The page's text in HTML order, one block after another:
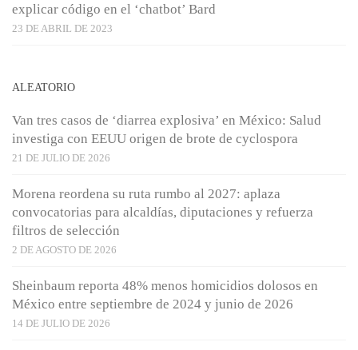
explicar código en el ‘chatbot’ Bard
23 DE ABRIL DE 2023
ALEATORIO
Van tres casos de ‘diarrea explosiva’ en México: Salud
investiga con EEUU origen de brote de cyclospora
21 DE JULIO DE 2026
Morena reordena su ruta rumbo al 2027: aplaza
convocatorias para alcaldías, diputaciones y refuerza
filtros de selección
2 DE AGOSTO DE 2026
Sheinbaum reporta 48% menos homicidios dolosos en
México entre septiembre de 2024 y junio de 2026
14 DE JULIO DE 2026